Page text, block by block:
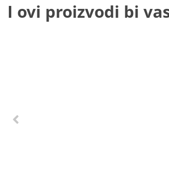
I ovi proizvodi bi